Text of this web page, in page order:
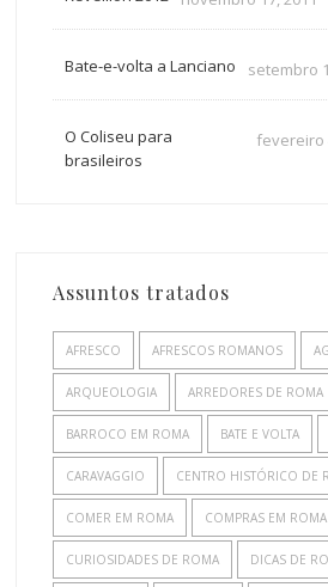
Bate-e-volta a Lanciano setembro
O Coliseu para
brasileiros
fevereiro
Assuntos tratados
AFRESCO AFRESCOS ROMANOS
ARQUEOLOGIA ARREDORES DE ROMA
BARROCO EM ROMA BATE E VOLTA
CARAVAGGIO CENTRO HISTÓRICO DE
COMER EM ROMA COMPRAS EM ROMA
CURIOSIDADES DE ROMA DICAS DE